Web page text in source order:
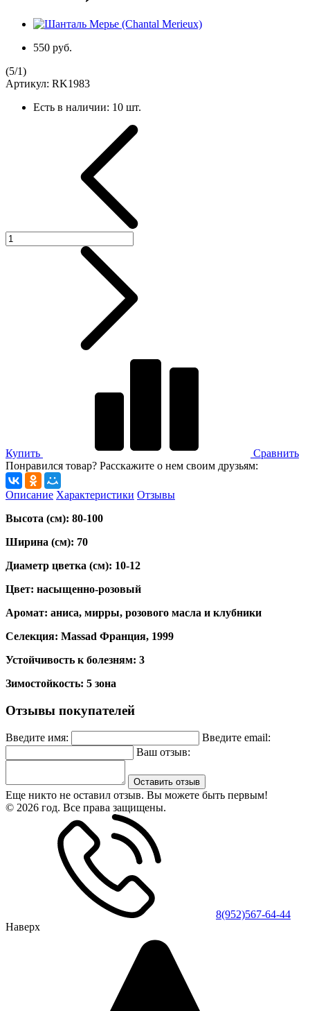
550 руб.
(5/1)
Артикул: RK1983
Есть в наличии: 10 шт.
Купить
Сравнить
Понравился товар? Расскажите о нем своим друзьям:
Описание Характеристики Отзывы
Высота (см): 80-100
Ширина (см): 70
Диаметр цветка (см): 10-12
Цвет: насыщенно-розовый
Аромат: аниса, мирры, розового масла и клубники
Селекция: Massad Франция, 1999
Устойчивость к болезням: 3
Зимостойкость: 5 зона
Отзывы покупателей
Введите имя:
Введите email:
Ваш отзыв:
Оставить отзыв
Еще никто не оставил отзыв. Вы можете быть первым!
© 2026 год. Все права защищены.
8(952)567-64-44
Наверх